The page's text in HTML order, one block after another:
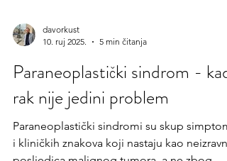
davorkust
10. ruj 2025.
5 min čitanja
Paraneoplastički sindrom - kada
rak nije jedini problem